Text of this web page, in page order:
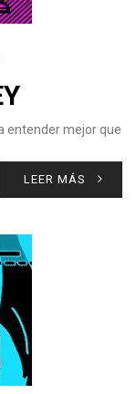
entender mejor que
LEER MÁS